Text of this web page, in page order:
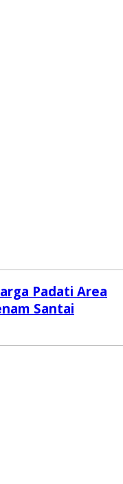
Padati Area
Santai